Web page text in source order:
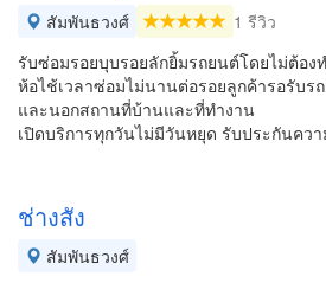
สัมพันธวงศ์
1 รีวิว
รับซ่อมรอยบุบรอยลักยิ้มรถยนต์โดยไม่ต้อ
ห้อไช้เวลาซ่อมไม่นานต่อรอยลูกค้ารอรับร
และนอกสถานที่บ้านและที่ทำงาน
เปิดบริการทุกวันไม่มีวันหยุด รับประกันควา
ช่างสัง
สัมพันธวงศ์